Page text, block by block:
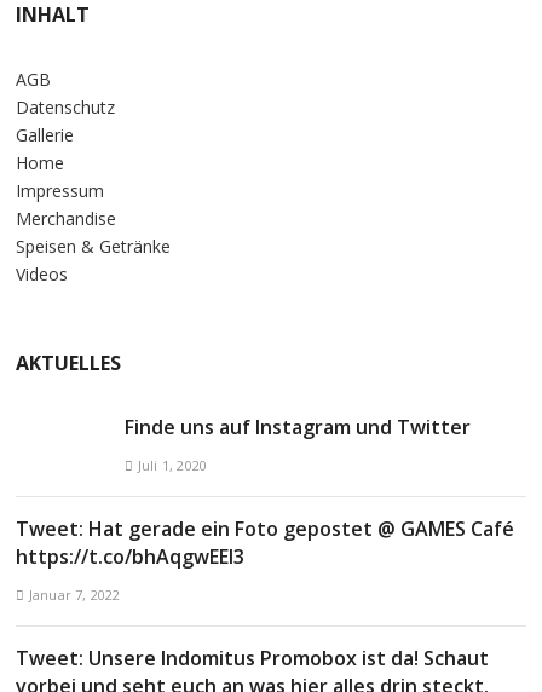
INHALT
AGB
Datenschutz
Gallerie
Home
Impressum
Merchandise
Speisen & Getränke
Videos
AKTUELLES
Finde uns auf Instagram und Twitter
Juli 1, 2020
Tweet: Hat gerade ein Foto gepostet @ GAMES Café
https://t.co/bhAqgwEEl3
Januar 7, 2022
Tweet: Unsere Indomitus Promobox ist da! Schaut
vorbei und seht euch an was hier alles drin steckt.